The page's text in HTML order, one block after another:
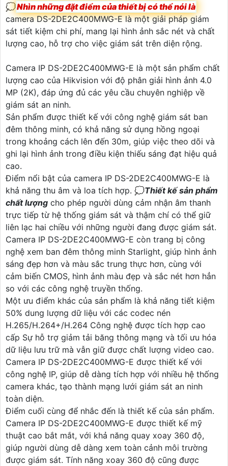
💭Nhìn những đặt điểm của thiết bị có thể nói là
camera DS-2DE2C400MWG-E là một giải pháp giám
sát tiết kiệm chi phí, mang lại hình ảnh sắc nét và chất
lượng cao, hỗ trợ cho việc giám sát trên diện rộng.
Camera IP DS-2DE2C400MWG-E là một sản phẩm chất
lượng cao của Hikvision với độ phân giải hình ảnh 4.0
MP (2K), đáp ứng đủ các yêu cầu chuyên nghiệp về
giám sát an ninh.
Sản phẩm được thiết kế với công nghệ giám sát ban
đêm thông minh, có khả năng sử dụng hồng ngoại
trong khoảng cách lên đến 30m, giúp việc theo dõi và
ghi lại hình ảnh trong điều kiện thiếu sáng đạt hiệu quả
cao.
Điểm nổi bật của camera IP DS-2DE2C400MWG-E là
khả năng thu âm và loa tích hợp. 💭Thiết kế sản phẩm
chất lượng cho phép người dùng cảm nhận âm thanh
trực tiếp từ hệ thống giám sát và thậm chí có thể giữ
liên lạc hai chiều với những người đang được giám sát.
Camera IP DS-2DE2C400MWG-E còn trang bị công
nghệ xem ban đêm thông minh Starlight, giúp hình ảnh
sáng đẹp hơn và màu sắc trung thực hơn, cùng với
cảm biến CMOS, hình ảnh màu đẹp và sắc nét hơn hẳn
so với các công nghệ truyền thống.
Một ưu điểm khác của sản phẩm là khả năng tiết kiệm
50% dung lượng dữ liệu với các codec nén
H.265/H.264+/H.264 Công nghệ được tích hợp cao
cấp Sự hỗ trợ giảm tải băng thông mạng và tối ưu hóa
dữ liệu lưu trữ mà vẫn giữ được chất lượng video cao.
Camera IP DS-2DE2C400MWG-E được thiết kế với
công nghệ IP, giúp dễ dàng tích hợp với nhiều hệ thống
camera khác, tạo thành mạng lưới giám sát an ninh
toàn diện.
Điểm cuối cùng để nhắc đến là thiết kế của sản phẩm.
Camera IP DS-2DE2C400MWG-E được thiết kế mỹ
thuật cao bắt mắt, với khả năng quay xoay 360 độ,
giúp người dùng dễ dàng xem toàn cảnh môi trường
được giám sát. Tính năng xoay 360 độ cũng được